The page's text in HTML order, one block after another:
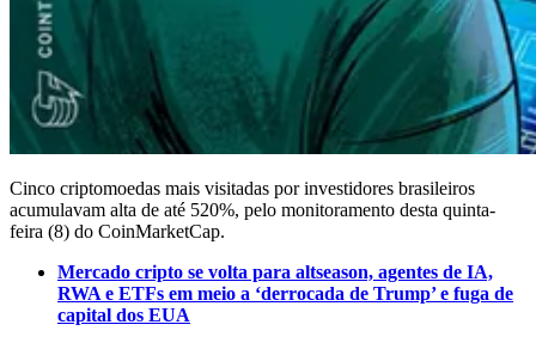
Cinco criptomoedas mais visitadas por investidores brasileiros
acumulavam alta de até 520%, pelo monitoramento desta quinta-
feira (8) do CoinMarketCap.
Mercado cripto se volta para altseason, agentes de IA,
RWA e ETFs em meio a ‘derrocada de Trump’ e fuga de
capital dos EUA